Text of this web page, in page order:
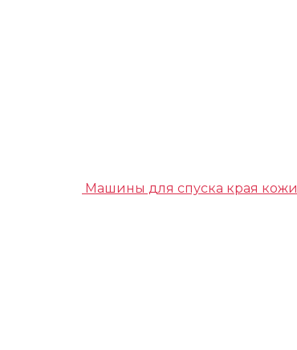
Машины для спуска края кожи